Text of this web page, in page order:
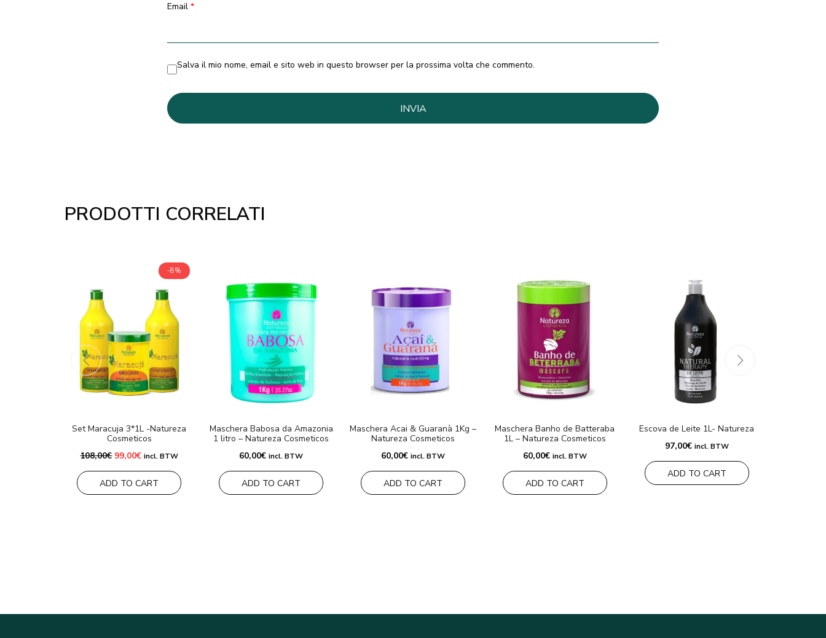
Email *
Salva il mio nome, email e sito web in questo browser per la prossima volta che commento.
PRODOTTI CORRELATI
-8%
Set Maracuja 3*1L -Natureza
Cosmeticos
108,00€ Il
originale
era:
108,00€.
99,00€Il
attuale
è:
99,00€.
incl. BTW
ADD TO CART
Maschera Babosa da Amazonia
1 litro – Natureza Cosmeticos
60,00€ incl. BTW
ADD TO CART
Maschera Acai & Guaranà 1Kg –
Natureza Cosmeticos
60,00€ incl. BTW
ADD TO CART
Maschera Banho de Batteraba
1L – Natureza Cosmeticos
60,00€ incl. BTW
ADD TO CART
Escova de Leite 1L- Natureza
97,00€ incl. BTW
ADD TO CART